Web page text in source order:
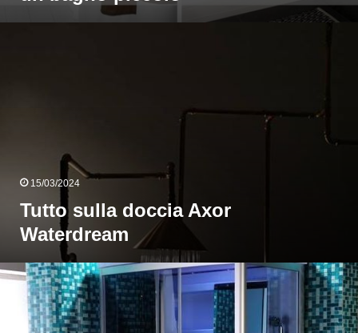
15/03/2024
Tutto sulla doccia Axor
Waterdream